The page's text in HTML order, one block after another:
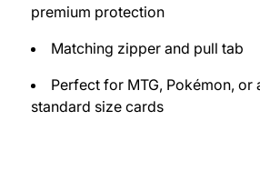
premium protection
Matching zipper and pull tab
Perfect for MTG, Pokémon, or
standard size cards